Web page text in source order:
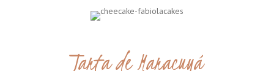
Tarta de Maracuyá